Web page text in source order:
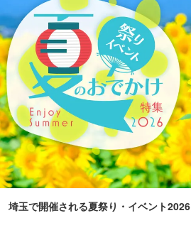
埼玉で開催される夏祭り・イベント2026